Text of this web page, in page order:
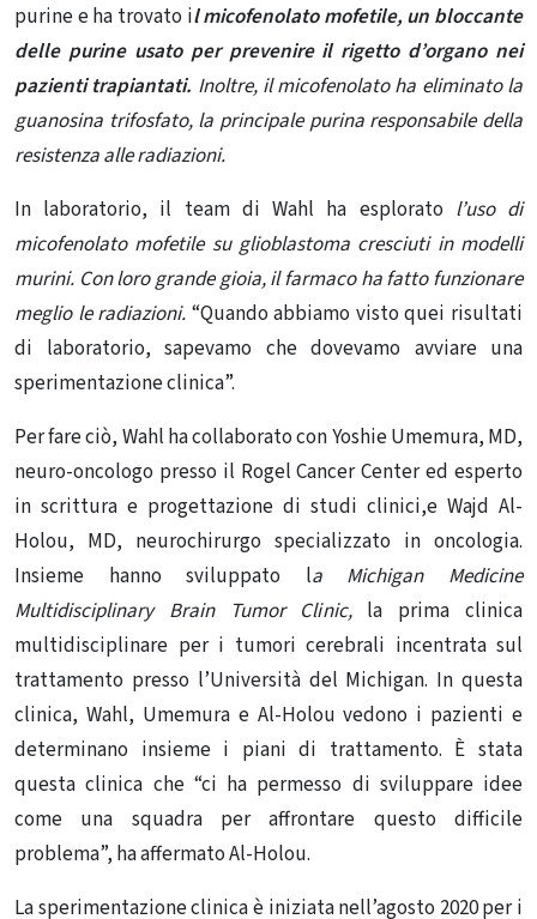
purine e ha trovato ilmicofenolatomofetile, un bloccante
delle purine usato per prevenire il rigetto d’organo nei
pazienti trapiantati. Inoltre, il micofenolato ha eliminato la
guanosina trifosfato, la principale purina responsabile della
resistenza alle radiazioni.
In laboratorio, il team di Wahl ha esplorato l’uso di
micofenolato mofetile su glioblastoma cresciuti in modelli
murini. Con loro grande gioia, il farmaco ha fatto funzionare
meglio le radiazioni. “Quando abbiamo visto quei risultati
di laboratorio, sapevamo che dovevamo avviare una
sperimentazione clinica”.
Per fare ciò, Wahl ha collaborato con Yoshie Umemura, MD,
neuro-oncologo presso il Rogel Cancer Center ed esperto
in scrittura e progettazione di studi clinici,e Wajd Al-
Holou, MD, neurochirurgo specializzato in oncologia.
Insieme hanno sviluppato la Michigan Medicine
Multidisciplinary Brain Tumor Clinic,la prima clinica
multidisciplinare per i tumori cerebrali incentrata sul
trattamento presso l’Università del Michigan. In questa
clinica, Wahl, Umemura e Al-Holou vedono i pazienti e
determinano insieme i piani di trattamento. È stata
questa clinica che “ci ha permesso di sviluppare idee
come una squadra per affrontare questo difficile
problema”, ha affermato Al-Holou.
La sperimentazione clinica è iniziata nell’agosto 2020 per i